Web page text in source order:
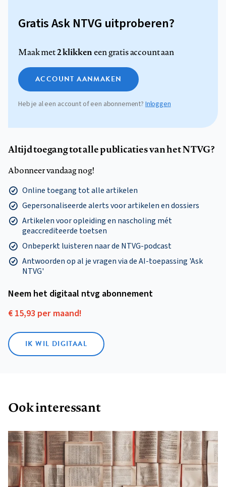
Gratis Ask NTVG uitproberen?
Maak met2 klikkeneen gratis account aan
ACCOUNT AANMAKEN
Heb je al een account of een abonnement? Inloggen
Altijd toegang tot alle publicaties van het NTVG?
Abonneer vandaag nog!
Online toegang tot alle artikelen
Gepersonaliseerde alerts voor artikelen en dossiers
Artikelen voor opleiding en nascholing mét
geaccrediteerde toetsen
Onbeperkt luisteren naar de NTVG-podcast
Antwoorden op al je vragen via de AI-toepassing 'Ask
NTVG'
Neem het digitaal ntvg abonnement
€ 15,93 per maand!
IK WIL DIGITAAL
Ook interessant